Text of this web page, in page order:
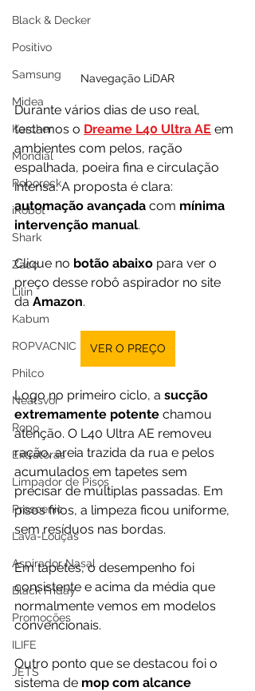
Black & Decker
Positivo
Samsung
Midea
Karcher
Mondial
Roborock
iRobot
Shark
Zaco
Lilin
Kabum
ROPVACNIC
Philco
Neatsvor
Ropo
Extratoras
Limpador de Pisos
Proscenic
Lava-Louças
Aspirador Nasal
Black Friday
Promoções
ILIFE
JETS
Navegação LiDAR
Durante vários dias de uso real,
testamos o Dreame L40 Ultra AE em
ambientes com pelos, ração
espalhada, poeira fina e circulação
intensa. A proposta é clara:
automação avançada com mínima
intervenção manual.
Clique no botão abaixo para ver o
preço desse robô aspirador no site
da Amazon.
VER O PREÇO
Logo no primeiro ciclo, a sucção
extremamente potente chamou
atenção. O L40 Ultra AE removeu
ração, areia trazida da rua e pelos
acumulados em tapetes sem
precisar de múltiplas passadas. Em
pisos frios, a limpeza ficou uniforme,
sem resíduos nas bordas.
Em tapetes, o desempenho foi
consistente e acima da média que
normalmente vemos em modelos
convencionais.
Outro ponto que se destacou foi o
sistema de mop com alcance